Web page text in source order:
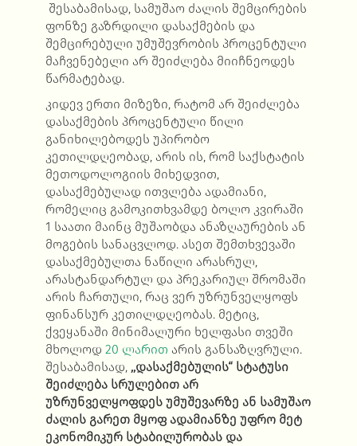
შესაბამისად, სამუშაო ძალის შემცირების
ფონზე გაზრდილი დასაქმების და
შემცირებული უმუშევრობის პროცენტული
მაჩვენებელი არ შეიძლება მიიჩნეოდეს
წარმატებად.
კიდევ ერთი მიზეზი, რატომ არ შეიძლება
დასაქმების პროცენტული წილი
განიხილებოდეს უპირობო
კეთილდღეობად, არის ის, რომ საქსტატის
მეთოდოლოგიის მიხედვით,
დასაქმებულად ითვლება ადამიანი,
რომელიც გამოკითხვამდე ბოლო კვირაში
1 საათი მაინც მუშაობდა ანაზღაურების ან
მოგების სანაცვლოდ. ასეთ შემთხვევაში
დასაქმებულთა ნაწილი არასრულ,
არასტანდარტულ და პრეკარიულ შრომაში
არის ჩართული, რაც ვერ უზრუნველყოფს
ფინანსურ კეთილდღეობას. მეტიც,
ქვეყანაში მინიმალური ხელფასი თვეში
მხოლოდ 20 ლარით არის განსაზღვრული.
შესაბამისად, ,,დასაქმებულის“ სტატუსი
შეიძლება სრულებით არ
უზრუნველყოფდეს უმუშევარზე ან სამუშაო
ძალის გარეთ მყოფ ადამიანზე უფრო მეტ
ეკონომიკურ სტაბილურობას და